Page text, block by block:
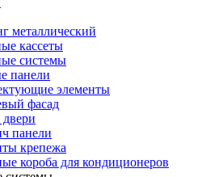
металлический
кассеты
системы
панели
элементы
фасад
панели
крепежа
короба для кондиционеров